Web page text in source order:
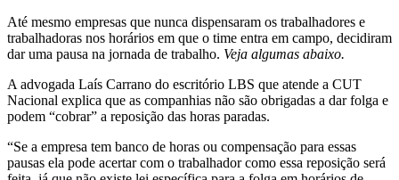
Até mesmo empresas que nunca dispensaram os trabalhadores e
trabalhadoras nos horários em que o time entra em campo, decidiram
dar uma pausa na jornada de trabalho. Veja algumas abaixo.
A advogada Laís Carrano do escritório LBS que atende a CUT
Nacional explica que as companhias não são obrigadas a dar folga e
podem “cobrar” a reposição das horas paradas.
“Se a empresa tem banco de horas ou compensação para essas
pausas ela pode acertar com o trabalhador como essa reposição será